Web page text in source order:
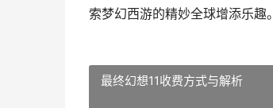
索梦幻西游的精妙全球增添乐趣。
最终幻想11收费方式与解析